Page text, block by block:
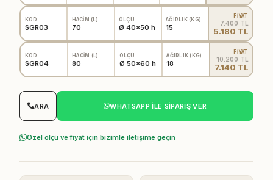
KOD
SGR03
HACİM (L)
70
ÖLÇÜ
Ø 40x50 h
AĞIRLIK (KG)
15
FİYAT
7.400 TL
5.180 TL
KOD
SGR04
HACİM (L)
80
ÖLÇÜ
Ø 50x60 h
AĞIRLIK (KG)
18
FİYAT
10.200 TL
7.140 TL
WHATSAPP ILE SIPARIŞ VER
ARA
Özel ölçü ve fiyat için bizimle iletişime geçin